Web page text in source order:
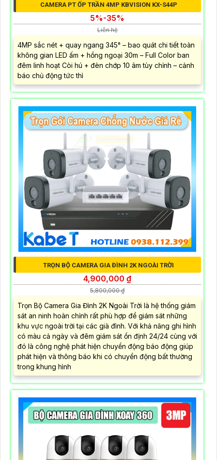
CAMERA PT ỐP TRẦN 4MP KBVISION KX-S44P
5%-35%
Liên hệ
4MP sắc nét + quay ngang 345° – bao quát chi tiết toàn
không gian LED ấm + hồng ngoại 30m – Full Color ban
đêm linh hoạt Còi hú + đèn chớp 10 âm tùy chỉnh – cảnh
báo chủ động tức thì
TRỌN BỘ CAMERA GIA ĐÌNH 2K NGOÀI TRỜI
4,900,000 ₫
5,800,000 ₫
Trọn Bộ Camera Gia Đình 2K Ngoài Trời là hệ thống giám
sát an ninh hoàn chỉnh rất phù hợp để giám sát những
khu vực ngoài trời tại các già đình. Với khả năng ghi hình
có màu cả ngày và đêm giám sát ổn định 24/24 cùng với
đó là công nghệ phát hiện chuyển động báo động giúp
phát hiện và thông báo khi có chuyển động bất thường
trong khung hình